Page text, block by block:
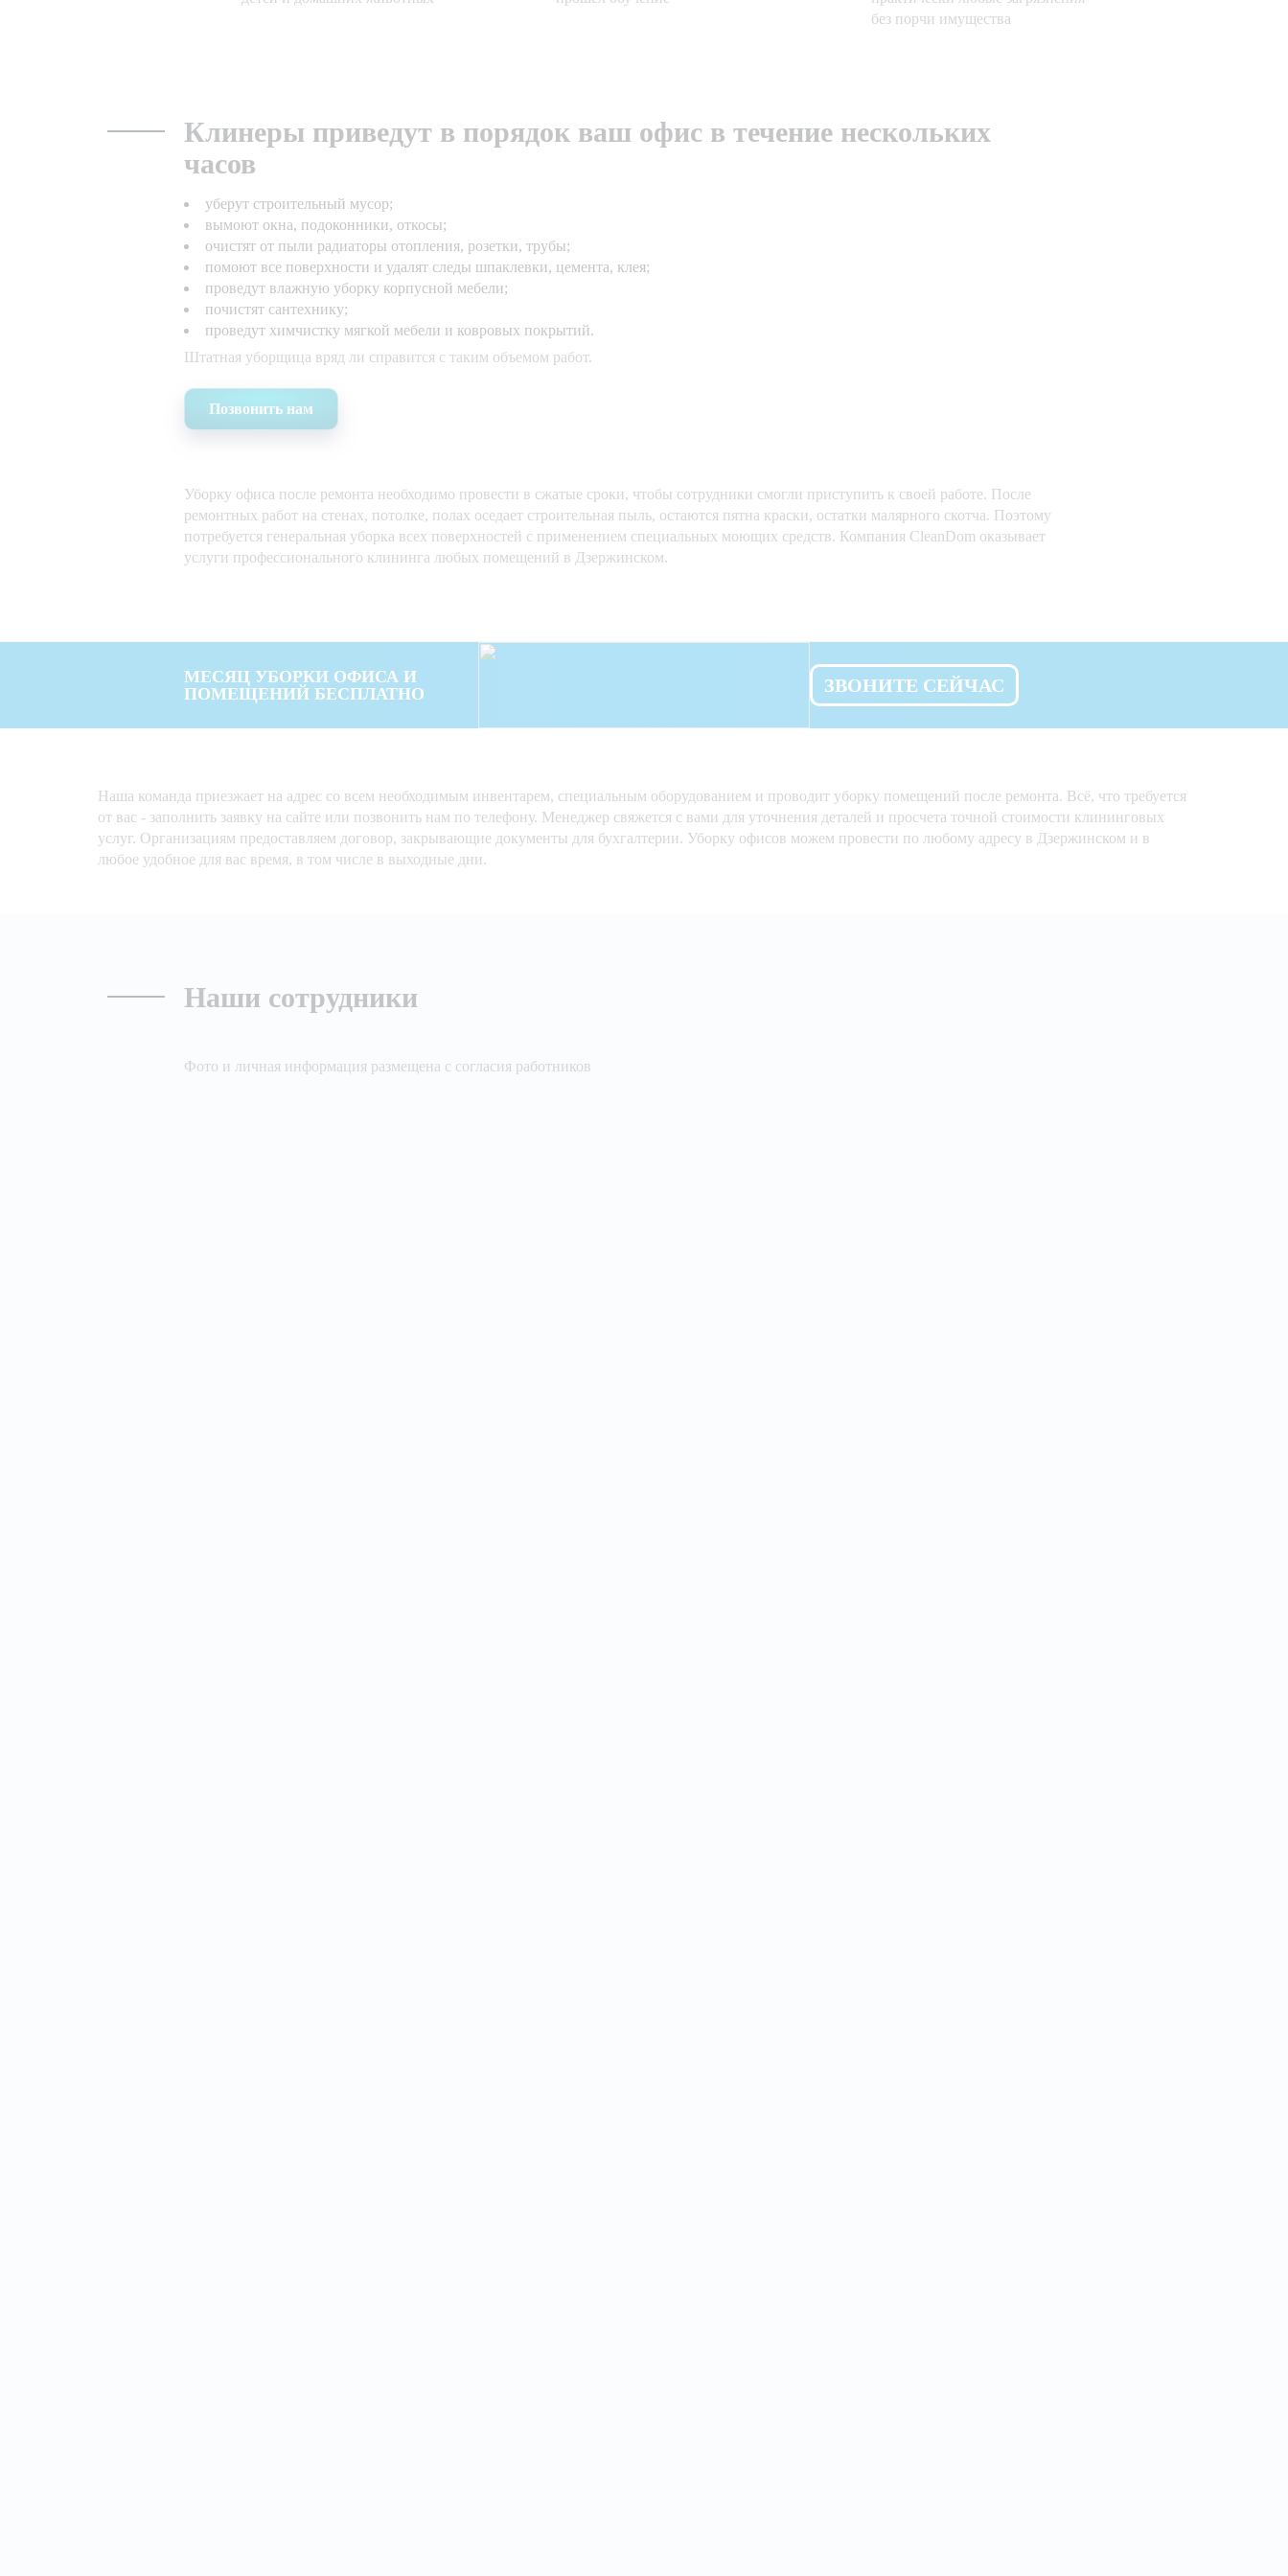
без порчи имущества
Клинеры приведут в порядок ваш офис в течение нескольких
часов
уберут строительный мусор;
вымоют окна, подоконники, откосы;
очистят от пыли радиаторы отопления, розетки, трубы;
помоют все поверхности и удалят следы шпаклевки, цемента, клея;
проведут влажную уборку корпусной мебели;
почистят сантехнику;
проведут химчистку мягкой мебели и ковровых покрытий.
Штатная уборщица вряд ли справится с таким объемом работ.
Позвонить нам
Уборку офиса после ремонта необходимо провести в сжатые сроки, чтобы сотрудники смогли приступить к своей работе. После
ремонтных работ на стенах, потолке, полах оседает строительная пыль, остаются пятна краски, остатки малярного скотча. Поэтому
потребуется генеральная уборка всех поверхностей с применением специальных моющих средств. Компания CleanDom оказывает
услуги профессионального клининга любых помещений в Дзержинском.
МЕСЯЦ УБОРКИ ОФИСА И
ПОМЕЩЕНИЙ БЕСПЛАТНО
ЗВОНИТЕ СЕЙЧАС
Наша команда приезжает на адрес со всем необходимым инвентарем, специальным оборудованием и проводит уборку помещений после ремонта. Всё, что требуется
от вас - заполнить заявку на сайте или позвонить нам по телефону. Менеджер свяжется с вами для уточнения деталей и просчета точной стоимости клининговых
услуг. Организациям предоставляем договор, закрывающие документы для бухгалтерии. Уборку офисов можем провести по любому адресу в Дзержинском и в
любое удобное для вас время, в том числе в выходные дни.
Наши сотрудники
Фото и личная информация размещена с согласия работников